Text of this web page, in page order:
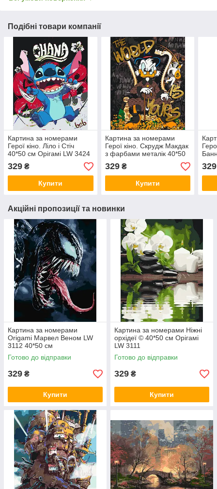
Подібні товари компанії
Картина за номерами
Герої кіно. Ліло і Стіч
40*50 см Орігамі LW 3424
329 ₴
Купити
Картина за номерами
Герої кіно. Скрудж Макдак
з фарбами металік 40*50
см Орігамі LW 3479
329₴
Купити
329
Акційні пропозиції та новинки
Картина за номерами
Origami Марвел Веном LW
3112 40*50 см
Готово до відправки
329 ₴
Купити
Картина за номерами Ніжні
орхідеї © 40*50 см Орігамі
LW 3111
Готово до відправки
329 ₴
Купити